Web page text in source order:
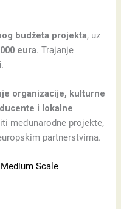
budžeta projekta, uz
eura. Trajanje
.
organizacije, kulturne
i lokalne
međunarodne projekte,
partnerstvima.
Scale